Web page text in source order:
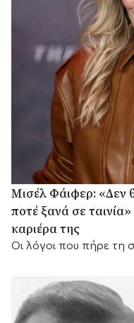
Μισέλ Φάιφερ:
ποτέ ξανά σε
καριέρα της
Οι λόγοι που πήρε τη